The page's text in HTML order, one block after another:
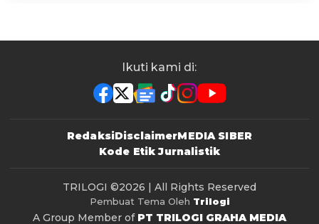
Ikuti kami di:
RedaksiDisclaimerMEDIA SIBER
Kode Etik Jurnalistik
TRILOGI ©2026 | All Rights Reserved
Pembuat Tema Oleh Trilogi
A Group Member of PT TRILOGI GRAHA MEDIA